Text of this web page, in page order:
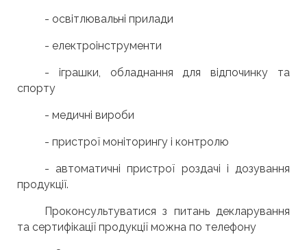
- освітлювальні прилади
- електроінструменти
- іграшки, обладнання для відпочинку та
спорту
- медичні вироби
- пристрої моніторингу і контролю
- автоматичні пристрої роздачі і дозування
продукції.
Проконсультуватися з питань декларування
та сертифікації продукції можна по телефону